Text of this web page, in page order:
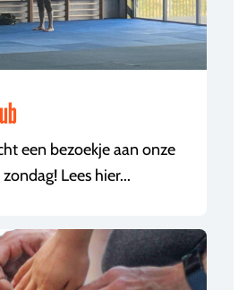
een bezoekje aan onze
Lees hier...